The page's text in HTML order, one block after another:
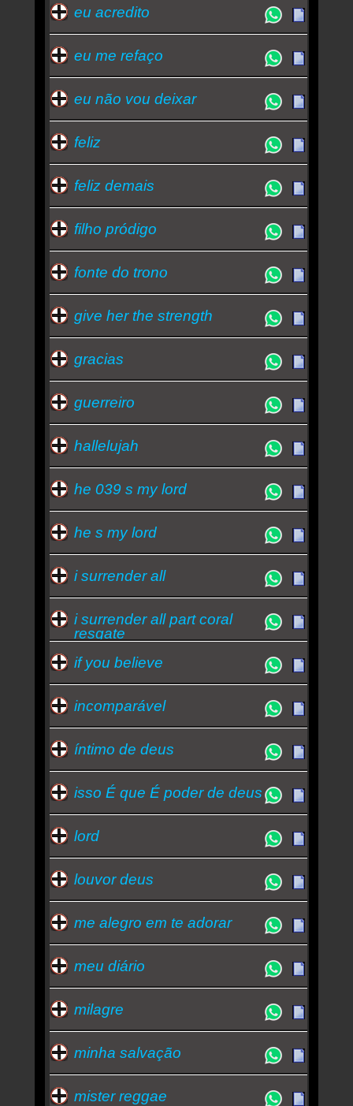
eu acredito
eu me refaço
eu não vou deixar
feliz
feliz demais
filho pródigo
fonte do trono
give her the strength
gracias
guerreiro
hallelujah
he 039 s my lord
he s my lord
i surrender all
i surrender all part coral
resgate
if you believe
incomparável
íntimo de deus
isso É que É poder de deus
lord
louvor deus
me alegro em te adorar
meu diário
milagre
minha salvação
mister reggae